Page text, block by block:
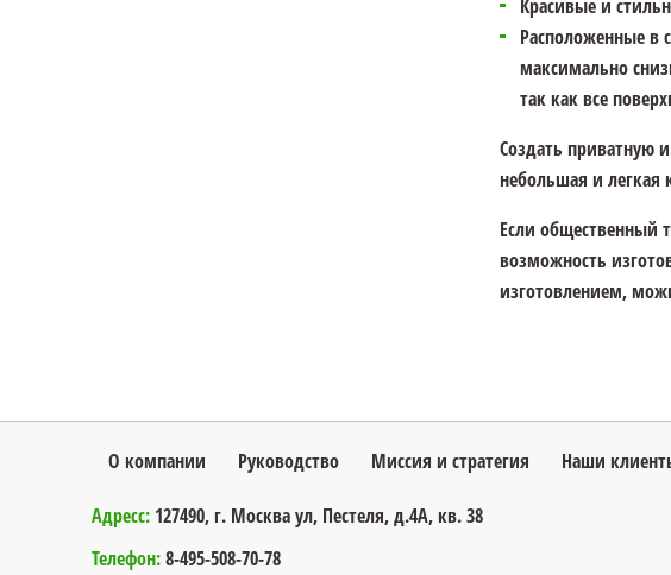
Красивые и
Расположенные в
максимально
так как все
Создать приватную
небольшая и
Если общественный
возможность
изготовлением,
О компании Руководство Миссия и стратегия Наши
Адресс: 127490, г. Москва ул, Пестеля, д.4А, кв. 38
Телефон:8-495-508-70-78